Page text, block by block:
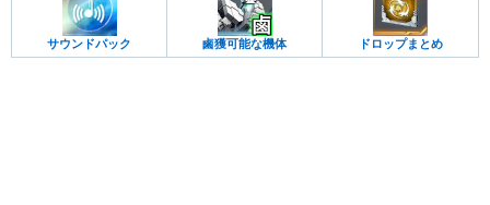
サウンドパック 鹵獲可能な機体 ドロップまとめ